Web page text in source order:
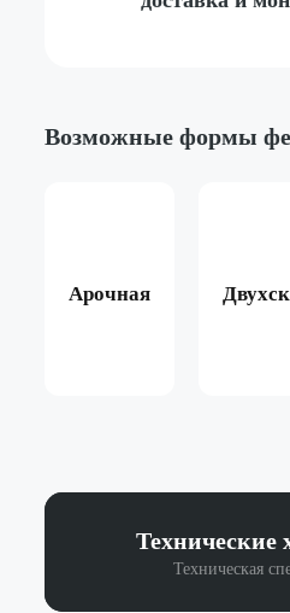
Возможные формы
Арочная
Технические
Техническая